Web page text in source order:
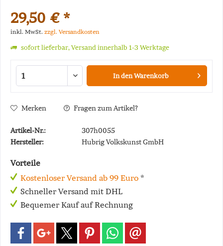
29,50 € *
inkl. MwSt. zzgl. Versandkosten
sofort lieferbar, Versand innerhalb 1-3 Werktage
In denWarenkorb
Merken Fragen zum Artikel?
Artikel-Nr.:
307h0055
Hersteller:
Hubrig Volkskunst GmbH
Vorteile
Kostenloser Versand ab 99 Euro *
Schneller Versand mit DHL
Bequemer Kauf auf Rechnung